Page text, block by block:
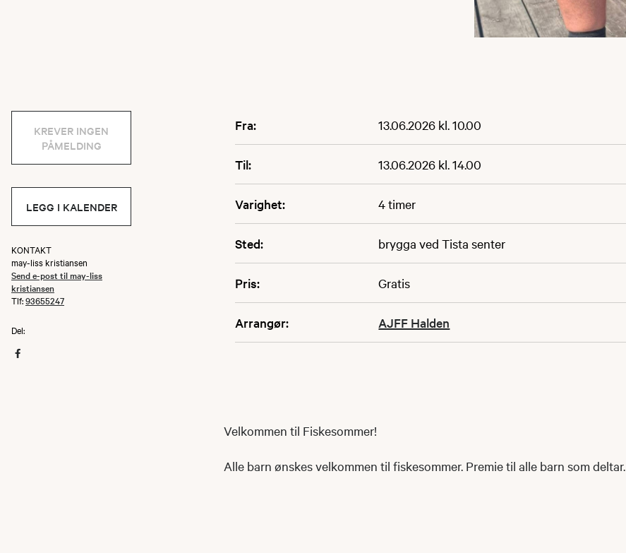
Fra: 13.06.2026 kl. 10.00
Til: 13.06.2026 kl. 14.00
Varighet: 4 timer
Sted: brygga ved Tista senter
Pris: Gratis
Arrangør: AJFF Halden
KREVER INGEN
PÅMELDING
LEGG I KALENDER
KONTAKT
may-liss kristiansen
Send e-post til may-liss
kristiansen
Tlf:93655247
Del:
Velkommen til Fiskesommer!
Alle barn ønskes velkommen til fiskesommer. Premie til alle barn som deltar.